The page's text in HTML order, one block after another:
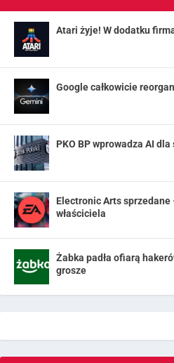
Atari żyje! W dodatku
Google całkowicie
PKO BP wprowadza AI
Electronic Arts
właściciela
Żabka padła ofiarą
grosze